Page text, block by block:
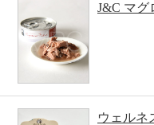
J&C マグ
ウェルネ